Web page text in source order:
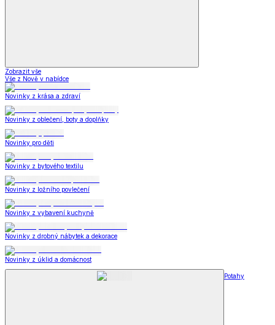
Zobrazit vše
Vše z Nově v nabídce
Novinky z krása a zdraví
Novinky z oblečení, boty a doplňky
Novinky pro děti
Novinky z bytového textilu
Novinky z ložního povlečení
Novinky z vybavení kuchyně
Novinky z drobný nábytek a dekorace
Novinky z úklid a domácnost
Potahy